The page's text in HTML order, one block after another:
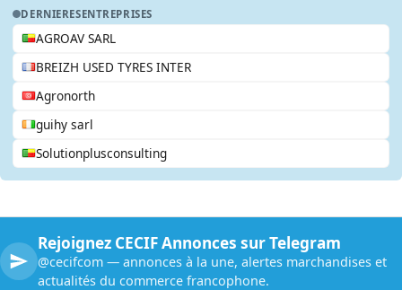
DERNIERESENTREPRISES
AGROAV SARL
BREIZH USED TYRES INTER
Agronorth
guihy sarl
Solutionplusconsulting
Rejoignez CECIF Annonces sur Telegram
@cecifcom — annonces à la une, alertes marchandises et
actualités du commerce francophone.